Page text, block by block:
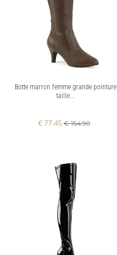
Botte marron femme grande pointure
taille...
€ 77.45 € 154.90